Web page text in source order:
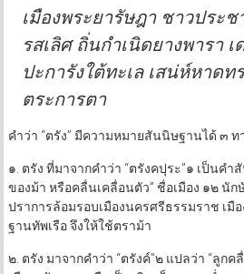
เมืองพระยารัษฎา ชาวประช
รสเลิศ ถิ่นกำเนิดยางพารา
ปะการังใต้ทะเล เสน่ห์หาด
ตระการตา
คำว่า “ตรัง” มีความหมายสันนิษฐานได้ ๓ ท
๑. ตรัง ที่มาจากคำว่า “ตรังคปุระ”๑ เป็นคำ
ของม้า หรือคลื่นเคลื่อนตัว” ชื่อเมือง ๑๒ นั
ปราการล้อมรอบเมืองนครศรีธรรมราช เมือ
ฐานทัพเรือ จึงให้ใช้ตราม้า
๒. ตรัง มาจากคำว่า “ตรังค์”๒ แปลว่า “ลูก